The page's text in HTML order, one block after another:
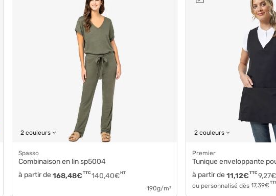
2 couleurs
Spasso
Combinaison en lin sp5004
à partir de
140,40€HT
168,48€ TTC
190g/m²
2 couleurs
Premier
Tunique enveloppante pour femme
à partir de
9,27€
11,12€ TTC
ou personnalisé dès 17,39€